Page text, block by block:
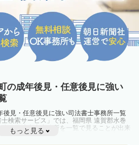
の成年後見・任意後見に強い
後見・任意後見に強い司法書士事務所一覧
検索サービス」では、福岡県 遠賀郡水巻
い司法書士事務所を一覧で見ることが出来
みを抱えている方は一度近隣の司法書士に
もっと見る